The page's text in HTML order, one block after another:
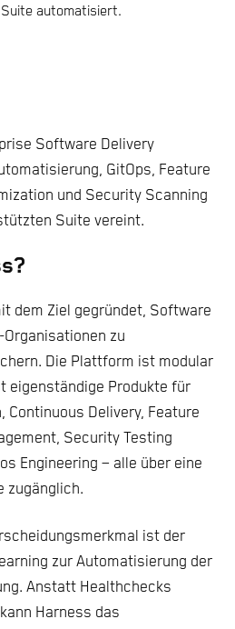
automatisiert.
Software Delivery
GitOps, Feature
und Security Scanning
Suite vereint.
dem Ziel gegründet, Software
zu
Die Plattform ist modular
eigenständige Produkte für
Continuous Delivery, Feature
Security Testing
Engineering – alle über eine
zugänglich.
ist der
zur Automatisierung der
Anstatt Healthchecks
Harness das